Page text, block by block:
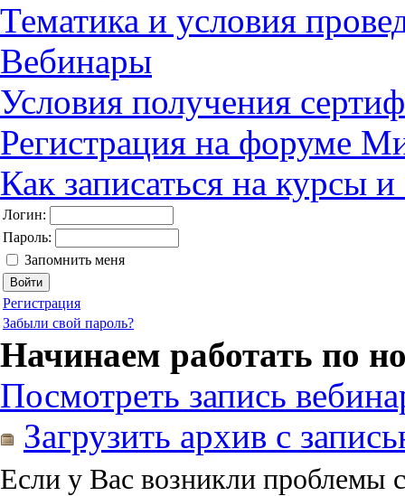
Тематика и условия
Вебинары
Условия получения
Регистрация на форуме
Как записаться на курсы
Логин:
Пароль:
Запомнить меня
Регистрация
Забыли свой пароль?
Начинаем работать по
Посмотреть запись
Загрузить архив с
Если у Вас возникли проблемы